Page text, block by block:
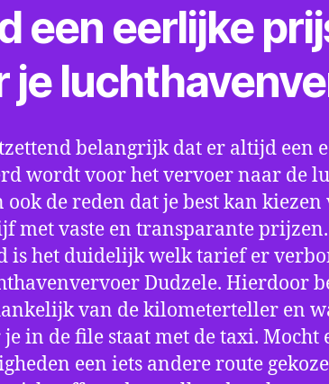
een eerlijke
je
belangrijk dat er altijd een
wordt voor het vervoer naar de
ook de reden dat je best kan kiezen
met vaste en transparante
is het duidelijk welk tarief er
Dudzele. Hierdoor
van de kilometerteller en
in de file staat met de taxi. Mocht
een iets andere route